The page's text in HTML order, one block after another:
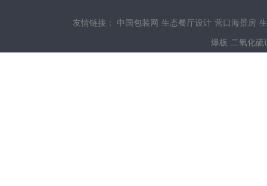
友情链接： 中国包装网 生态餐厅设计 营口海景房
爆板 二氧化硫